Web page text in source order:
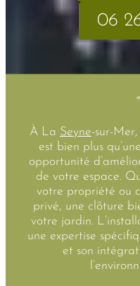
06
À La Seyne-sur-
est bien plus
opportunité
de votre espace.
votre propriété ou
privé, une clôture
votre jardin.
une expertise
et son